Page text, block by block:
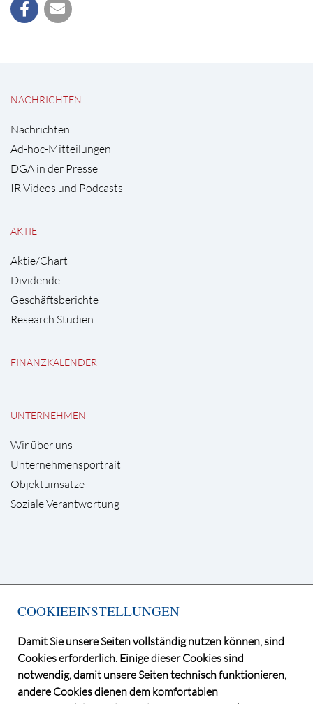
NACHRICHTEN
Nachrichten
Ad-hoc-Mitteilungen
DGA in der Presse
IR Videos und Podcasts
AKTIE
Aktie/Chart
Dividende
Geschäftsberichte
Research Studien
FINANZKALENDER
UNTERNEHMEN
Wir über uns
Unternehmensportrait
Objektumsätze
Soziale Verantwortung
Kurfürstendamm 65, 10707 Berlin
Telefon +49 30 / 884 68 80
E-Mail info@dga-ag.de
COOKIEEINSTELLUNGEN
Damit Sie unsere Seiten vollständig nutzen können, sind
Cookies erforderlich. Einige dieser Cookies sind
notwendig, damit unsere Seiten technisch funktionieren,
andere Cookies dienen dem komfortablen